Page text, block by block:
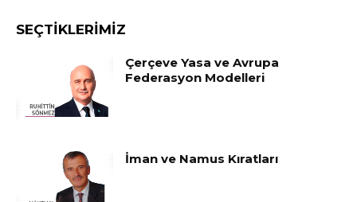
SEÇTIKLERIMIZ
Çerçeve Yasa ve Avrupa
Federasyon Modelleri
İman ve Namus Kıratları